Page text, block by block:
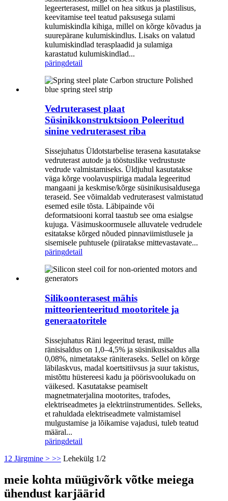
legeerterasest, millel on hea sitkus ja plastilisus,
keevitamise teel teatud paksusega sulami
kulumiskindla kihiga, millel on kõrge kõvadus ja
suurepärane kulumiskindlus. Lisaks on valatud
kulumiskindlad terasplaadid ja sulamiga
karastatud kulumiskindlad...
päringdetail
Vedruterasest plaat
Süsinikkonstruktsioon Poleeritud
sinine vedruterasest riba
Sissejuhatus Üldotstarbelise terasena kasutatakse
vedruterast autode ja tööstuslike vedrustuste
vedrude valmistamiseks. Üldjuhul kasutatakse
väga kõrge voolavuspiiriga madala legeeritud
mangaani ja keskmise/kõrge süsinikusisaldusega
teraseid. See võimaldab vedruterasest valmistatud
esemed esile tõsta. Läbipainde või
deformatsiooni korral taastub see oma esialgse
kujuga. Väsimuskoormusele alluvatele vedrudele
esitatakse kõrged nõuded pinnaviimistlusele ja
sisemisele puhtusele (piiratakse mittevastavate...
päringdetail
Silikoonterasest mähis
mitteorienteeritud mootoritele ja
generaatoritele
Sissejuhatus Räni legeeritud terast, mille
ränisisaldus on 1,0–4,5% ja süsinikusisaldus alla
0,08%, nimetatakse räniteraseks. Sellel on kõrge
läbilaskvus, madal koertsitiivsus ja suur takistus,
mistõttu hüstereesi kadu ja pöörisvoolukadu on
väikesed. Kasutatakse peamiselt
magnetmaterjalina mootorites, trafodes,
elektriseadmetes ja elektriinstrumentides. Selleks,
et rahuldada elektriseadmete valmistamisel
mulgustamise ja lõikamise vajadusi, tuleb teatud
määral...
päringdetail
1 2 Järgmine > >> Lehekülg 1/2
meie kohta müügivõrk võtke meiega
ühendust karjäärid